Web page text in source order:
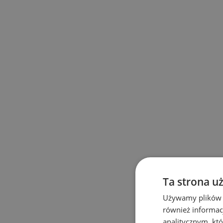
Ta strona
Używamy
również